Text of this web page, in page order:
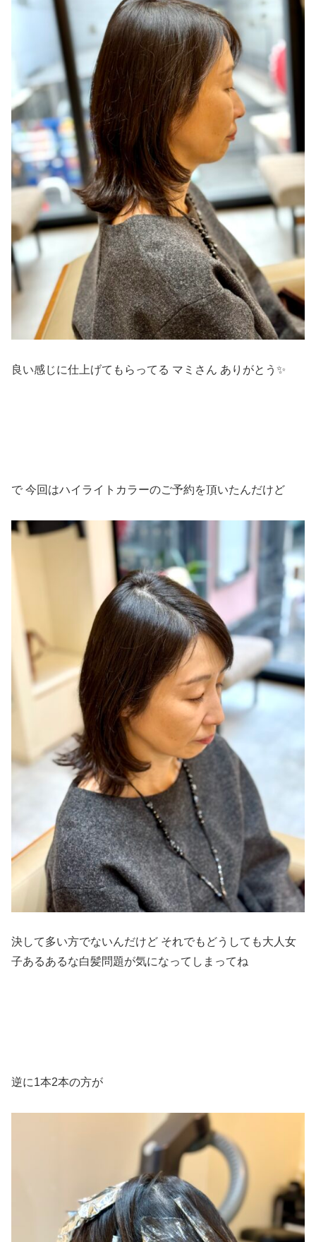
良い感じに仕上げてもらってる マミさん ありがとう✨
で 今回はハイライトカラーのご予約を頂いたんだけど
決して多い方でないんだけど それでもどうしても大人女
子あるあるな白髪問題が気になってしまってね
逆に1本2本の方が